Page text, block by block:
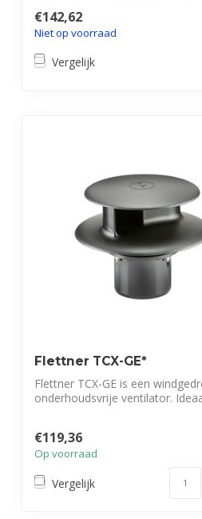
€142,62
Niet op voorraad
Vergelijk
Flettner TCX-GE*
Flettner TCX-GE is een
onderhoudsvrije ventilator.
€119,36
Op voorraad
Vergelijk